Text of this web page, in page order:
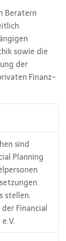
Beratern
sowie die
der
Finanz-
sind
Planning
stellen.
Financial